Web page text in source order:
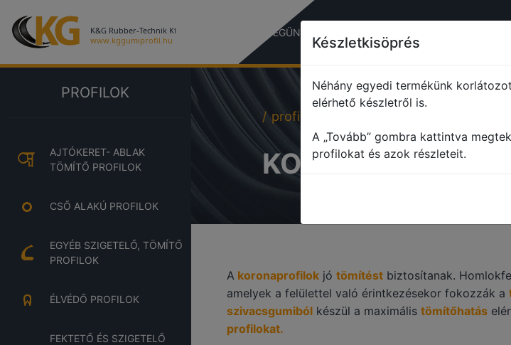
CÉGÜNKRŐL
PROFILOK
AJTÓKERET- ABLAK
TÖMÍTŐ PROFILOK
CSŐ ALAKÚ PROFILOK
EGYÉB SZIGETELŐ, TÖMÍTŐ
PROFILOK
ÉLVÉDŐ PROFILOK
FEKTETŐ ÉS SZIGETELŐ
profile
KORONA
A koronaprofilokjó tömítést biztosítanak.
amelyek a felülettel való érintkezésekor fokozzák a
szivacsgumiból készül a maximális tömítőhatás
profilokat.
Készletkisöprés
Néhány egyedi termékünk
elérhető készletről is.
A „Tovább” gombra kattintva
profilokat és azok részleteit.